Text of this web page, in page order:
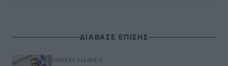
ΔΙΑΒΑΣΕ ΕΠΙΣΗΣ
ΤΟΠΙΚΈΣ ΕΙΔΉΣΕΙΣ